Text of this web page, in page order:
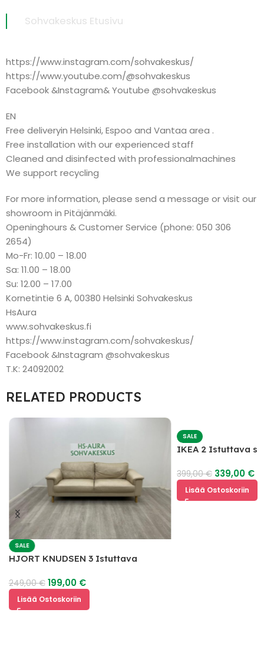
Sohvakeskus Etusivu
https://www.instagram.com/sohvakeskus/
https://www.youtube.com/@sohvakeskus
Facebook &Instagram& Youtube @sohvakeskus
EN
Free deliveryin Helsinki, Espoo and Vantaa area .
Free installation with our experienced staff
Cleaned and disinfected with professionalmachines
We support recycling
For more information, please send a message or visit our
showroom in Pitäjänmäki.
Openinghours & Customer Service (phone: 050 306
2654)
Mo-Fr: 10.00 – 18.00
Sa: 11.00 – 18.00
Su: 12.00 – 17.00
Kornetintie 6 A, 00380 Helsinki Sohvakeskus
HsAura
www.sohvakeskus.fi
https://www.instagram.com/sohvakeskus/
Facebook &Instagram @sohvakeskus
T.K: 24092002
RELATED PRODUCTS
SALE
HJORT KNUDSEN 3 Istuttava
249,00€ 199,00 €
Lisää Ostoskoriin
SALE
IKEA 2 Istuttava
399,00€ 339,00 €
Lisää Ostoskoriin